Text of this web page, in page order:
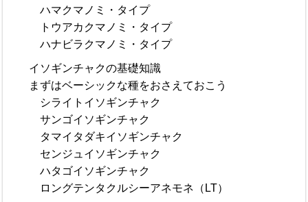
ハマクマノミ・タイプ
トウアカクマノミ・タイプ
ハナビラクマノミ・タイプ
イソギンチャクの基礎知識
まずはベーシックな種をおさえておこう
シライトイソギンチャク
サンゴイソギンチャク
タマイタダキイソギンチャク
センジュイソギンチャク
ハタゴイソギンチャク
ロングテンタクルシーアネモネ（LT）